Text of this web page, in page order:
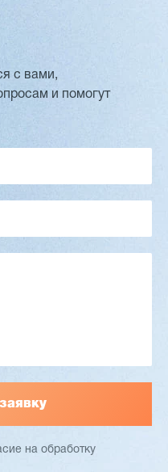
с вами,
и помогут
на обработку